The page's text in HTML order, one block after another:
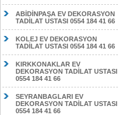
ABİDİNPAŞA EV DEKORASYON
TADİLAT USTASI 0554 184 41 66
KOLEJ EV DEKORASYON
TADİLAT USTASI 0554 184 41 66
KIRKKONAKLAR EV
DEKORASYON TADİLAT USTASI
0554 184 41 66
SEYRANBAGLARI EV
DEKORASYON TADİLAT USTASI
0554 184 41 66